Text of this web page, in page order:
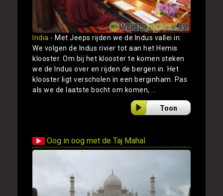
India - Met Jeeps rijden we de Indus vallei in.
We volgen de Indus rivier tot aan het Hemis
klooster. Om bij het klooster te komen steken
we de Indus over en rijden de bergen in. Het
klooster ligt verscholen in een berginham. Pas
als we de laatste bocht om komen, ...
Toon
Oog in oog met de Taj Mahal